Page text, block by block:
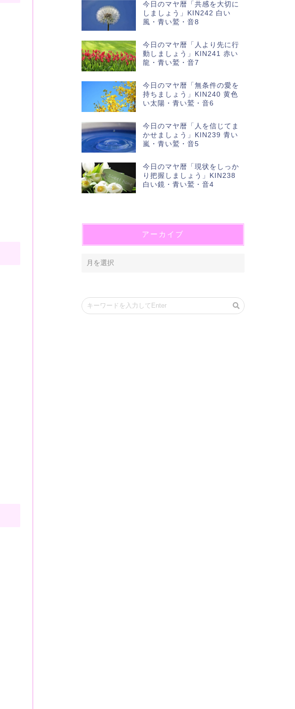
今日のマヤ暦「共感を大切に
しましょう」KIN242 白い
風・青い鷲・音8
今日のマヤ暦「人より先に行
動しましょう」KIN241 赤い
龍・青い鷲・音7
今日のマヤ暦「無条件の愛を
持ちましょう」KIN240 黄色
い太陽・青い鷲・音6
今日のマヤ暦「人を信じてま
かせましょう」KIN239 青い
嵐・青い鷲・音5
今日のマヤ暦「現状をしっか
り把握しましょう」KIN238
白い鏡・青い鷲・音4
アーカイブ